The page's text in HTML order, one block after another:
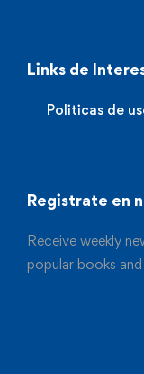
Links de
Politicas de
Registrate en
Receive weekly
popular books